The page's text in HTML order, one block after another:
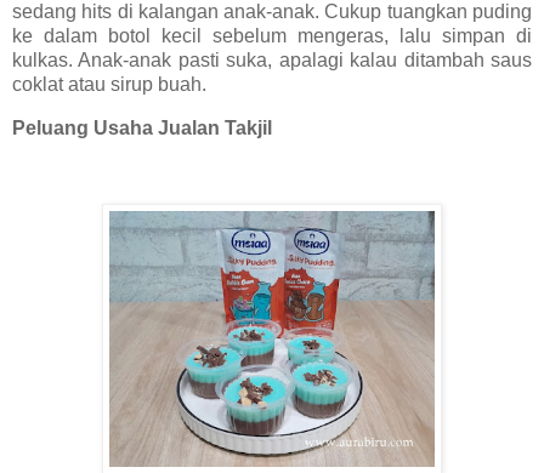
sedang hits di kalangan anak-anak. Cukup tuangkan puding
ke dalam botol kecil sebelum mengeras, lalu simpan di
kulkas. Anak-anak pasti suka, apalagi kalau ditambah saus
coklat atau sirup buah.
Peluang Usaha Jualan Takjil